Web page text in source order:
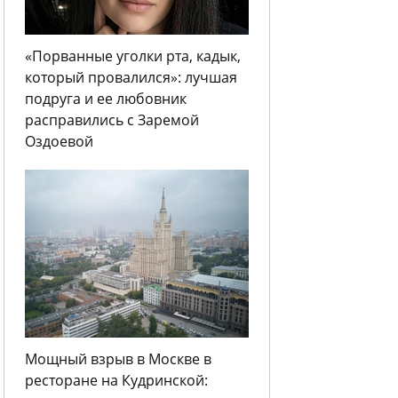
«Порванные уголки рта, кадык,
который провалился»: лучшая
подруга и ее любовник
расправились с Заремой
Оздоевой
Мощный взрыв в Москве в
ресторане на Кудринской: